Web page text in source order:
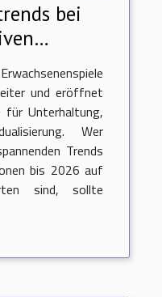
bei
bis
und eröffnet
für Unterhaltung,
Wer
Trends
bis 2026 auf
sind, sollte